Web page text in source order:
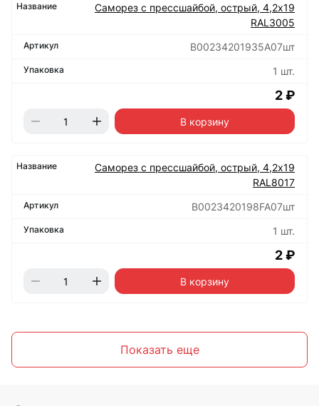
Саморез с прессшайбой, острый, 4,2х19
RAL3005
B00234201935A07шт
1 шт.
2 ₽
В корзину
Саморез с прессшайбой, острый, 4,2х19
RAL8017
B0023420198FA07шт
1 шт.
2 ₽
В корзину
Показать еще